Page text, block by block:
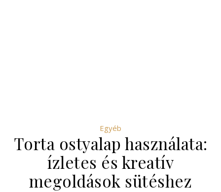
Egyéb
Torta ostyalap használata:
ízletes és kreatív
megoldások sütéshez